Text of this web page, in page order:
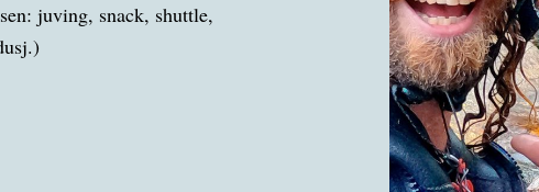
juving, snack, shuttle,